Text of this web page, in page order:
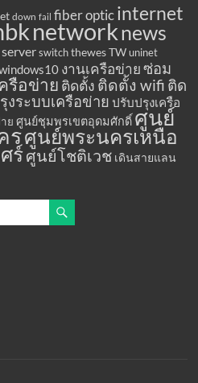
down fail fiber opticinternet
networknews
server switch thewes TW uninet
งานเครือข่าย ซ่อม
รือข่าย ติดตั้ง ติดตั้ง wifi ติด
งระบบเครือข่าย ปรับปรุงเครือ
ย ศูนย์ชุมพรเขตอุดมศักดิ์ ศูนย์
รศูนย์พระนครเหนือ
ร์ศูนย์โชติเวช เดินสายแลน